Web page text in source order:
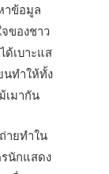
าข้อมูล
ของชาว
เบาะแส
นทำให้ทั้ง
เมากัน
ายทำใน
นักแสดง